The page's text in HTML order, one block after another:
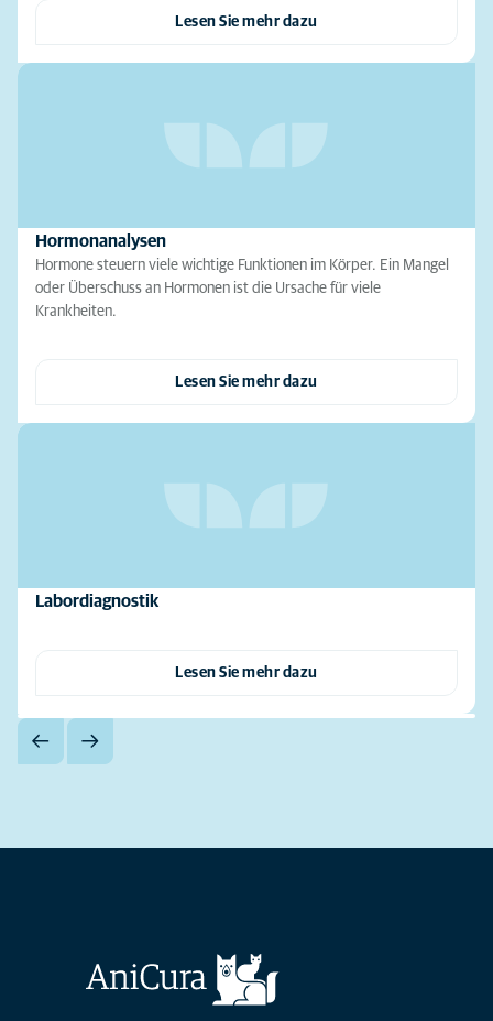
Lesen Sie mehr dazu
Hormonanalysen
Hormone steuern viele wichtige Funktionen im Körper. Ein Mangel
oder Überschuss an Hormonen ist die Ursache für viele
Krankheiten.
Lesen Sie mehr dazu
Labordiagnostik
Lesen Sie mehr dazu